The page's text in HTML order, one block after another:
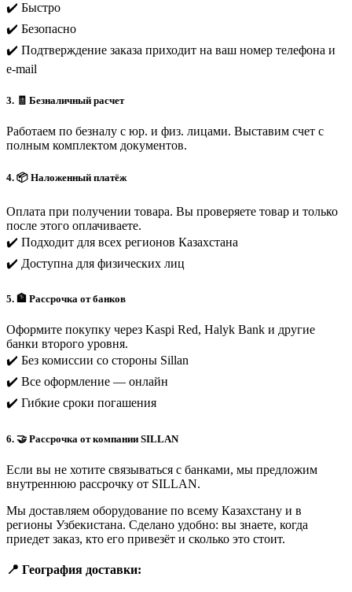
✔️ Быстро
✔️ Безопасно
✔️ Подтверждение заказа приходит на ваш номер телефона и
e-mail
3. 🧾 Безналичный расчет
Работаем по безналу с юр. и физ. лицами. Выставим счет с
полным комплектом документов.
4. 📦 Наложенный платёж
Оплата при получении товара. Вы проверяете товар и только
после этого оплачиваете.
✔️ Подходит для всех регионов Казахстана
✔️ Доступна для физических лиц
5. 🏦 Рассрочка от банков
Оформите покупку через Kaspi Red, Halyk Bank и другие
банки второго уровня.
✔️ Без комиссии со стороны Sillan
✔️ Все оформление — онлайн
✔️ Гибкие сроки погашения
6. 🤝 Рассрочка от компании SILLAN
Если вы не хотите связываться с банками, мы предложим
внутреннюю рассрочку от SILLAN.
Мы доставляем оборудование по всему Казахстану и в
регионы Узбекистана. Сделано удобно: вы знаете, когда
приедет заказ, кто его привезёт и сколько это стоит.
📍 География доставки: